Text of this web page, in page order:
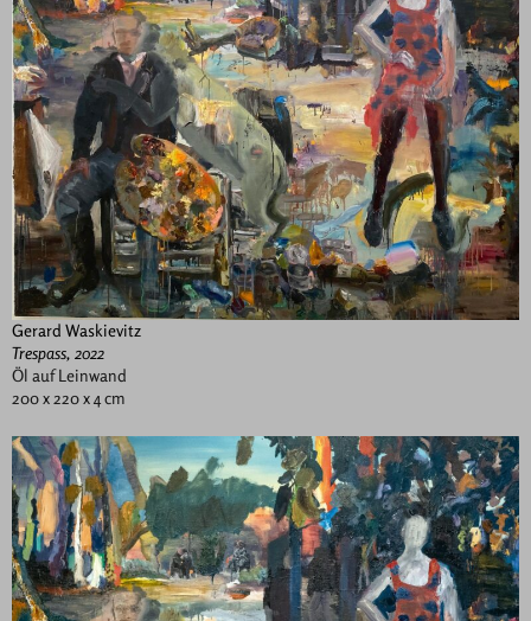
Gerard Waskievitz
Trespass, 2022
Öl auf Leinwand
200 x 220 x 4 cm